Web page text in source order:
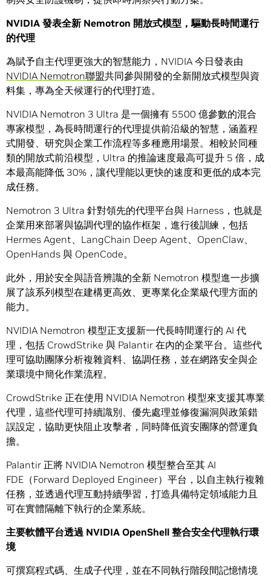
NVIDIA 發表全新 Nemotron 開放式模型，驅動長時間運行
的代理
為賦予自主代理更強大的智慧能力，NVIDIA 今日發表由
NVIDIA Nemotron聯盟共同參與開發的全新開放式模型與資
料集，專為全天候運行的代理打造。
NVIDIA Nemotron 3 Ultra 是一個擁有 5500 億參數的混合
專家模型，為長時間運行的代理提供前沿級的智慧，涵蓋程
式開發、研究與企業工作流程等多種應用場景。相較於同種
類的開放式前沿模型，Ultra 的推論速度最高可提升 5 倍，成
本最高能降低 30%，讓代理能以更快的速度和更低的成本完
成任務。
Nemotron 3 Ultra 針對領先的代理平台與 Harness，也就是
企業用來部署與協調代理的協作框架，進行後訓練，包括
Hermes Agent、LangChain Deep Agent、OpenClaw、
OpenHands 與 OpenCode。
此外，用於安全與語音辨識的全新 Nemotron 模型進一步擴
展了該系列模型在建構更高效、更專業化企業級代理方面的
能力。
NVIDIA Nemotron 模型正支援新一代長時間運行的 AI 代
理，包括 CrowdStrike 與 Palantir 在內的企業平台。這些代
理可協助團隊分析複雜資料、協調任務，並在網路安全與企
業環境中簡化作業流程。
CrowdStrike 正在使用 NVIDIA Nemotron 模型來支援其專業
代理，這些代理可持續識別、優先處理並修復漏洞與政策錯
誤設定，協助更快阻止攻擊者，同時降低資安團隊的營運負
擔。
Palantir 正將 NVIDIA Nemotron 模型整合至其 AI
FDE（Forward Deployed Engineer）平台，以自主執行複雜
任務，並透過代理互動持續學習，打造具備特定領域能力且
可在實體隔離下執行的企業系統。
主要軟體平台透過 NVIDIA OpenShell 整合安全代理執行環
境
可撰寫程式碼、生成子代理，並在不同執行階段間記憶情境